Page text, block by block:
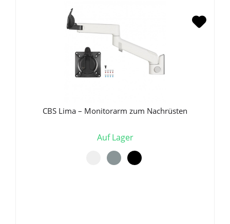
CBS Lima – Monitorarm zum Nachrüsten
Auf Lager